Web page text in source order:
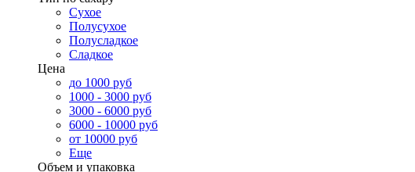
Сухое
Полусухое
Полусладкое
Сладкое
Цена
до 1000 руб
1000 - 3000 руб
3000 - 6000 руб
6000 - 10000 руб
от 10000 руб
Еще
Объем и упаковка